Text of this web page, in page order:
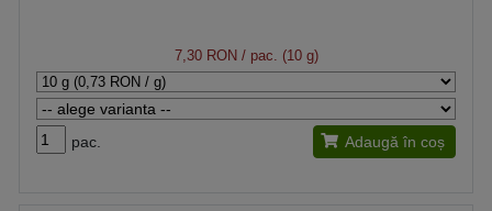
7,30 RON / pac. (10 g)
pac. Adaugă în coș